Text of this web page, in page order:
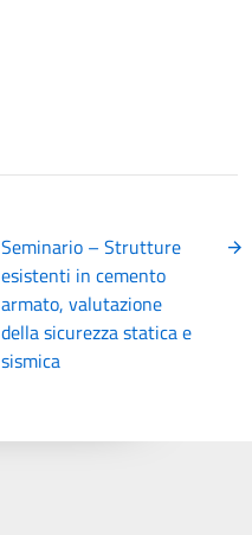
Seminario – Strutture
esistenti in cemento
armato, valutazione
della sicurezza statica e
sismica